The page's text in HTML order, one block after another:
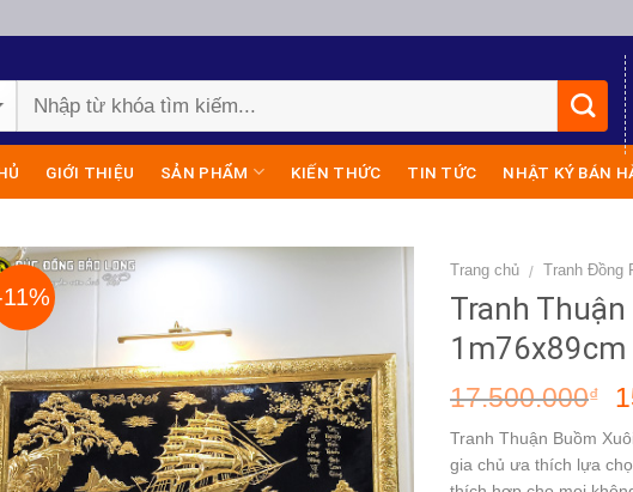
GIỚI THIỆU SẢN PHẨM KIẾN THỨC TIN TỨC NHẬT KÝ BÁN
Trang chủ / Tranh Đồng
Tranh
17.500.000₫
Tranh Thuận Buồm
gia chủ ưa thích lựa